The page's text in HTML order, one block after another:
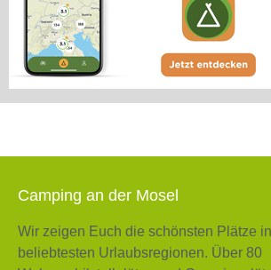
Camping an der Mosel
Wir zeigen Euch die schönsten Plätze
beliebtesten Urlaubsregionen. Über 80